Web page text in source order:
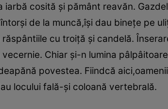
iarbă cosită şi pământ reavăn.
de la muncă,îşi dau bineţe pe
răspântiile cu troiţă şi candelă.
Chiar şi-n lumina
povestea. Fiindcă
locului fală-şi coloană vertebrală.